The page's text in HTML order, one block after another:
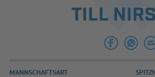
AUSBILDUNG & FÖRDERUNG
TILL
MANNSCHAFTSART